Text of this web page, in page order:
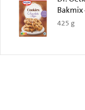
Bakmix
425 g